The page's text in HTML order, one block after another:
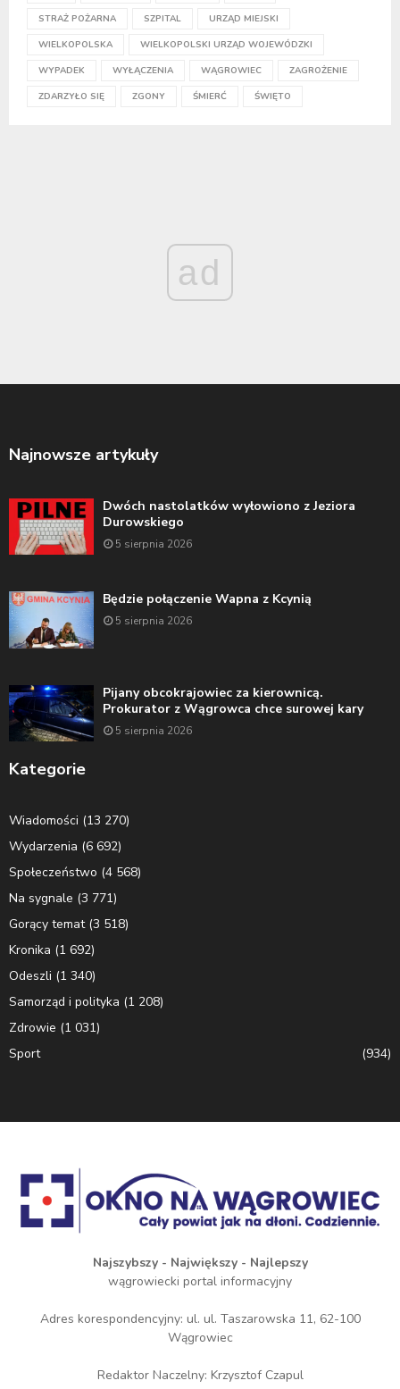
STRAŻ POŻARNA SZPITAL URZĄD MIEJSKI
WIELKOPOLSKA WIELKOPOLSKI URZĄD WOJEWÓDZKI
WYPADEK WYŁĄCZENIA WĄGROWIEC ZAGROŻENIE
ZDARZYŁO SIĘ ZGONY ŚMIERĆ ŚWIĘTO
ad
Najnowsze artykuły
Dwóch nastolatków wyłowiono z Jeziora
Durowskiego
5 sierpnia 2026
Będzie połączenie Wapna z Kcynią
5 sierpnia 2026
Pijany obcokrajowiec za kierownicą.
Prokurator z Wągrowca chce surowej kary
5 sierpnia 2026
Kategorie
Wiadomości (13 270)
Wydarzenia (6 692)
Społeczeństwo (4 568)
Na sygnale (3 771)
Gorący temat(3 518)
Kronika (1 692)
Odeszli (1 340)
Samorząd i polityka (1 208)
Zdrowie (1 031)
Sport
(934)
Najszybszy - Największy - Najlepszy
wągrowiecki portal informacyjny
Adres korespondencyjny: ul. ul. Taszarowska 11, 62-100
Wągrowiec
Redaktor Naczelny: Krzysztof Czapul